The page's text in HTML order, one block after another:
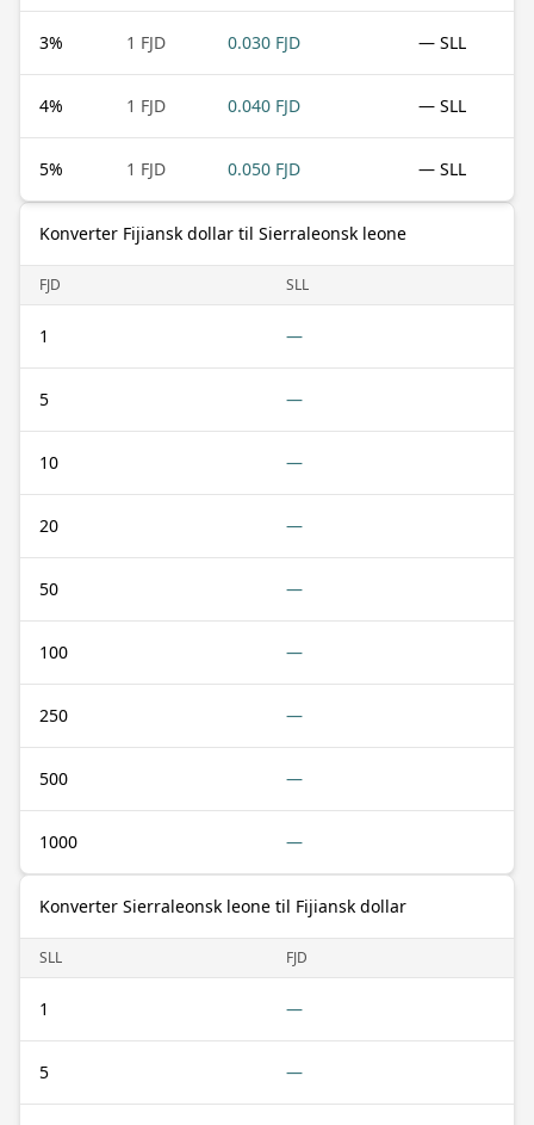
3% 1 FJD 0.030 FJD — SLL
4% 1 FJD 0.040 FJD — SLL
5% 1 FJD 0.050 FJD — SLL
Konverter Fijiansk dollar til Sierraleonsk leone
FJD SLL
1 —
5 —
10 —
20 —
50 —
100 —
250 —
500 —
1000 —
Konverter Sierraleonsk leone til Fijiansk dollar
SLL FJD
1 —
5 —